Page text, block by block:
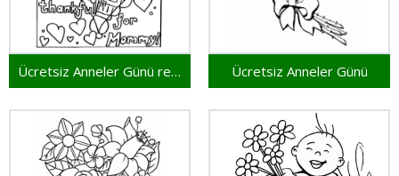
Ücretsiz Anneler Günü resmi Ücretsiz Anneler Günü